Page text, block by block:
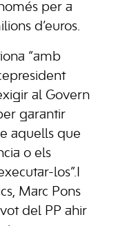
per a
d’euros.
“amb
al Govern
garantir
aquells que
o els
los”.I
Marc Pons
del PP ahir